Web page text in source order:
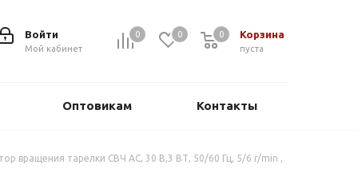
0 0 Корзина
0
пуста
0
Войти
Мой кабинет
Оптовикам Контакты
вращения тарелки СВЧ AC, 30 В,3 ВТ, 50/60 Гц, 5/6 r/min ,